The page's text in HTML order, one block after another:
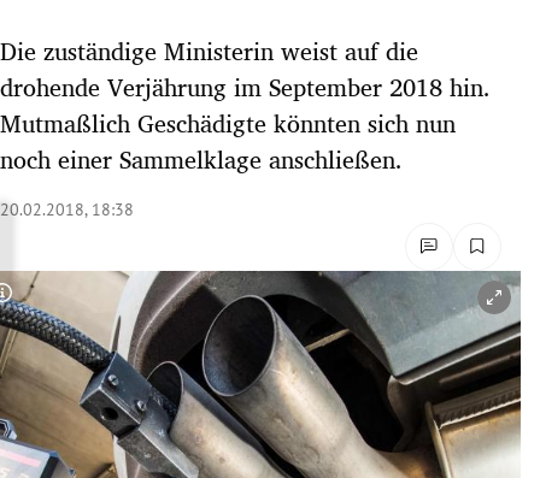
Untermenü
Untermenü
Untermenü
Untermenü
Untermenü
Untermenü
Untermenü
Die zuständige Ministerin weist auf die
drohende Verjährung im September 2018 hin.
Mutmaßlich Geschädigte könnten sich nun
noch einer Sammelklage anschließen.
20.02.2018, 18:38
Copyright-Hinweis öffnen/schließen